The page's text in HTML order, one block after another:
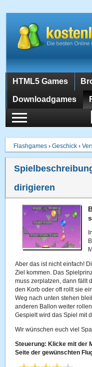
HTML5 Games
Downloadgames
Flashgames ›Geschick ›
dirigieren
Aber das ist nicht einfach!
Ziel kommen. Das
muss zerplatzen, dann fällt
den Korb oder oft rollt sie
Weg nach unten stehen
anderen Ballon weiter
Gespielt wird das Spiel mit
Wir wünschen euch viel
Steuerung: Klicke mit der
Seite der gewünschten